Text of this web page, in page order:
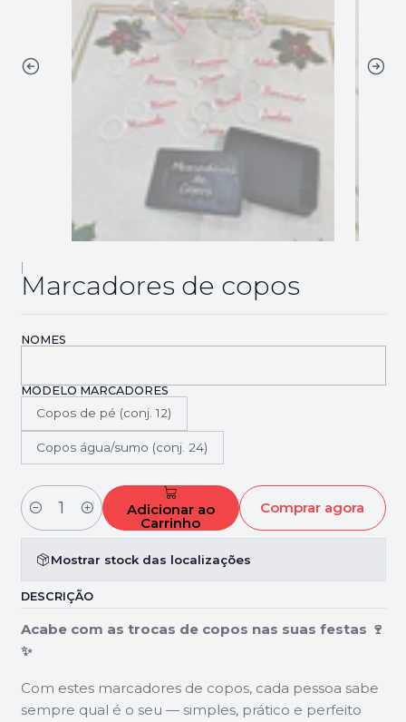
|
Marcadores de copos
NOMES
MODELO MARCADORES
Copos de pé (conj. 12)
Copos água/sumo (conj. 24)
Quantidade Adicionar ao
Carrinho
Comprar agora
Mostrar stock das localizações
DESCRIÇÃO
Acabe com as trocas de copos nas suas festas 🍷
✨
Com estes marcadores de copos, cada pessoa sabe
sempre qual é o seu — simples, prático e perfeito